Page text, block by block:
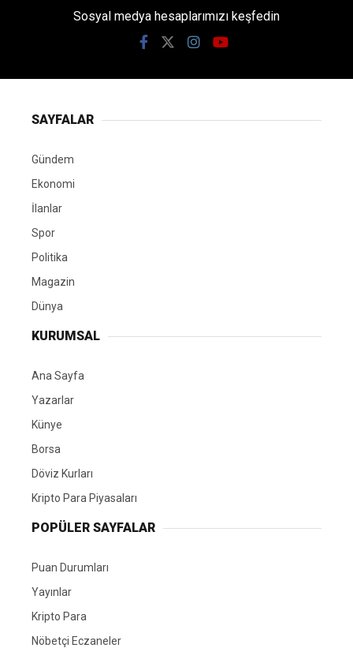
Sosyal medya hesaplarımızı keşfedin
SAYFALAR
Gündem
Ekonomi
İlanlar
Spor
Politika
Magazin
Dünya
KURUMSAL
Ana Sayfa
Yazarlar
Künye
Borsa
Döviz Kurları
Kripto Para Piyasaları
POPÜLER SAYFALAR
Puan Durumları
Yayınlar
Kripto Para
Nöbetçi Eczaneler